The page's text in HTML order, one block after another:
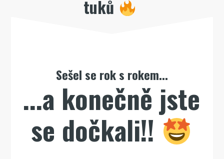
tuků
Sešel se rok s rokem...
...a konečně jste
se dočkali!!